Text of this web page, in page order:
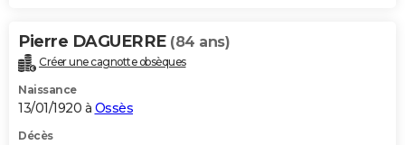
Pierre DAGUERRE (84 ans)
Créer une cagnotte obsèques
Naissance
13/01/1920 à Ossès
Décès